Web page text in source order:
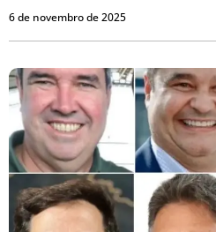
6 de novembro de 2025